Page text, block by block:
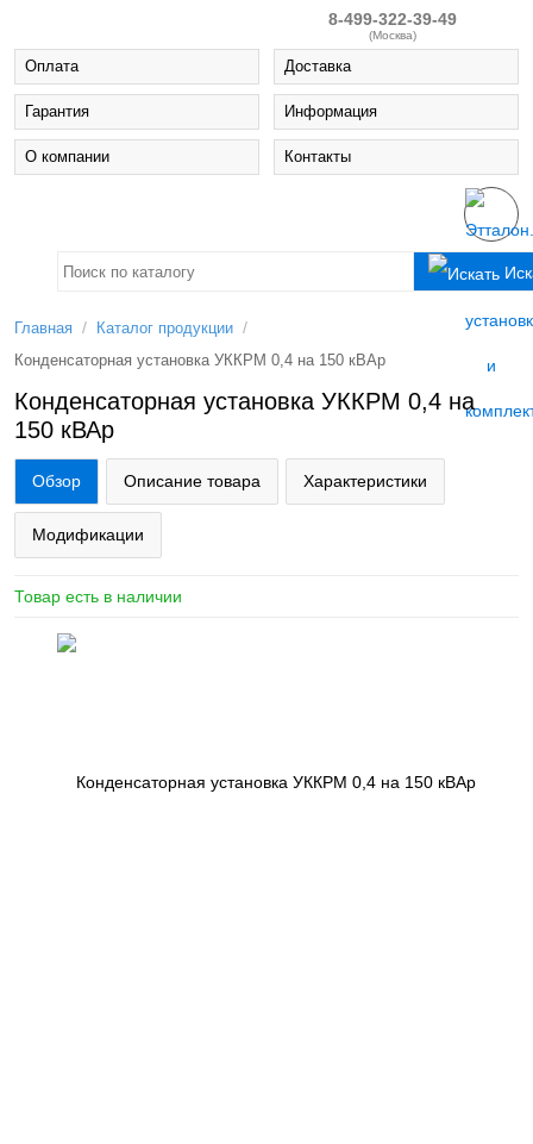
8-499-322-39-49
(Москва)
Оплата Доставка
Гарантия Информация
О компании Контакты
Главная / Каталог продукции /
Конденсаторная установка УККРМ 0,4 на 150 кВАр
Конденсаторная установка УККРМ 0,4 на
150 кВАр
Обзор Описание товара Характеристики
Модификации
Товар есть в наличии